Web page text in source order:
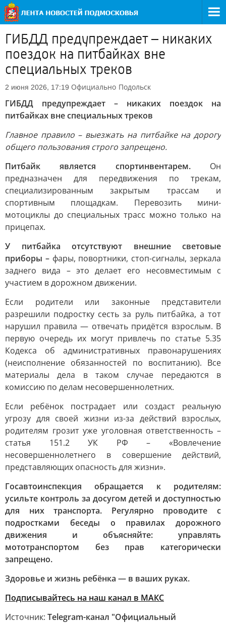
ГИБДД предупреждает – никаких
поездок на питбайках вне
специальных треков
2 июня 2026, 17:19 Официально Подольск
ГИБДД предупреждает – никаких поездок на
питбайках вне специальных треков
Главное правило – выезжать на питбайке на дорогу
общего пользования строго запрещено.
Питбайк является спортинвентарем. Он
предназначен для передвижения по трекам,
специализированным закрытым трассам и
спортивным площадкам. Перевозить мини-
мотоциклы до специальных трасс можно только на
прицепах.
У питбайка отсутствуют внешние световые
приборы – фары, повортники, стоп-сигналы, зеркала
заднего вида – это делает его несовместимым с
участием в дорожном движении.
Если родители или законные представители
разрешили подростку сесть за руль питбайка, а тот
нарушил правила — отвечать придётся взрослым. В
первую очередь их могут привлечь по статье 5.35
Кодекса об административных правонарушениях
(неисполнение обязанностей по воспитанию). Все
материалы дела в таком случае передаются в
комиссию по делам несовершеннолетних.
Если ребёнок пострадает или создаст реальную
угрозу для своей жизни из-за действий взрослых,
родителям грозит уже уголовная ответственность –
статья 151.2 УК РФ – «Вовлечение
несовершеннолетнего в совершение действий,
представляющих опасность для жизни».
Госавтоинспекция обращается к родителям:
усильте контроль за досугом детей и доступностью
для них транспорта. Регулярно проводите с
подростками беседы о правилах дорожного
движения и объясняйте: управлять
мототранспортом без прав категорически
запрещено.
Здоровье и жизнь ребёнка — в ваших руках.
Подписывайтесь на наш канал в МАКС
Источник: Telegram-канал "Официальный